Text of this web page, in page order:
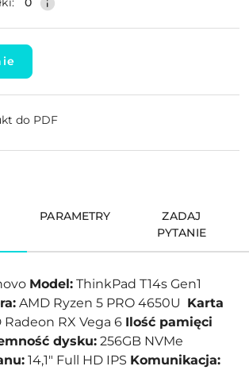
do PDF
PARAMETRY
ZADAJ
PYTANIE
Model: ThinkPad T14s Gen1
AMD Ryzen 5 PRO 4650U Karta
Radeon RX Vega 6 Ilość pamięci
dysku: 256GB NVMe
14,1" Full HD IPS Komunikacja: